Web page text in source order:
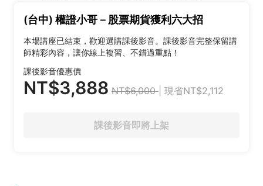
(台中) 權證小哥－股票期貨獲利六大招
本場講座已結束，歡迎選購課後影音。課後影音完整保留講
師精彩內容，讓你線上複習、不錯過重點！
課後影音優惠價
NT$3,888 NT$6,000 | 現省NT$2,112
課後影音即將上架